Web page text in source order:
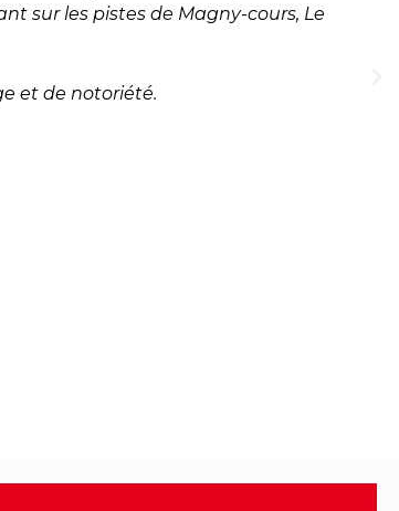
sur les pistes de Magny-cours, Le
et de notoriété.